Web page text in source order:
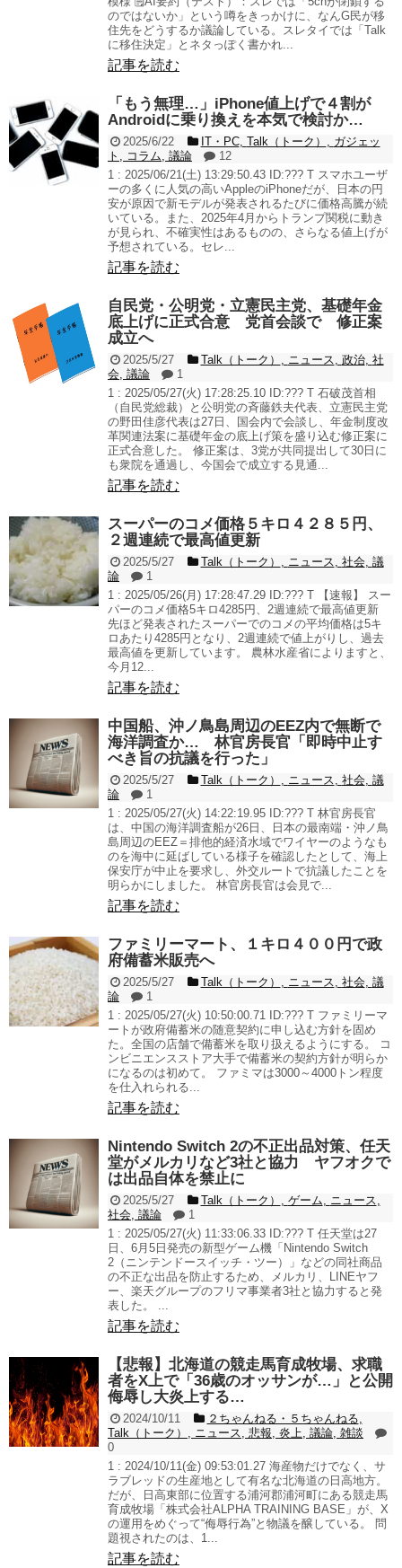
のではないか」という噂をきっかけに、なんG民が移
住先をどうするか議論している。スレタイでは「Talk
に移住決定」とネタっぽく書かれ...
記事を読む
「もう無理…」iPhone値上げで４割が
Androidに乗り換えを本気で検討か…
2025/6/22 IT・PC, Talk（トーク） , ガジェッ
ト , コラム, 議論
12
1 : 2025/06/21(土) 13:29:50.43 ID:??? T スマホユーザ
ーの多くに人気の高いAppleのiPhoneだが、日本の円
安が原因で新モデルが発表されるたびに価格高騰が続
いている。また、2025年4月からトランプ関税に動き
が見られ、不確実性はあるものの、さらなる値上げが
予想されている。セレ...
記事を読む
自民党・公明党・立憲民主党、基礎年金
底上げに正式合意 党首会談で 修正案
成立へ
2025/5/27 Talk（トーク） , ニュース, 政治, 社
会, 議論
1
1 : 2025/05/27(火) 17:28:25.10 ID:??? T 石破茂首相
（自民党総裁）と公明党の斉藤鉄夫代表、立憲民主党
の野田佳彦代表は27日、国会内で会談し、年金制度改
革関連法案に基礎年金の底上げ策を盛り込む修正案に
正式合意した。 修正案は、3党が共同提出して30日に
も衆院を通過し、今国会で成立する見通...
記事を読む
スーパーのコメ価格５キロ４２８５円、
２週連続で最高値更新
2025/5/27 Talk（トーク） , ニュース, 社会, 議
論
1
1 : 2025/05/26(月) 17:28:47.29 ID:??? T 【速報】 スー
パーのコメ価格5キロ4285円、2週連続で最高値更新
先ほど発表されたスーパーでのコメの平均価格は5キ
ロあたり4285円となり、2週連続で値上がりし、過去
最高値を更新しています。 農林水産省によりますと、
今月12...
記事を読む
中国船、沖ノ鳥島周辺のEEZ内で無断で
海洋調査か… 林官房長官「即時中止す
べき旨の抗議を行った」
2025/5/27 Talk（トーク） , ニュース, 社会, 議
論
1
1 : 2025/05/27(火) 14:22:19.95 ID:??? T 林官房長官
は、中国の海洋調査船が26日、日本の最南端・沖ノ鳥
島周辺のEEZ＝排他的経済水域でワイヤーのようなも
のを海中に延ばしている様子を確認したとして、海上
保安庁が中止を要求し、外交ルートで抗議したことを
明らかにしました。 林官房長官は会見で...
記事を読む
ファミリーマート、１キロ４００円で政
府備蓄米販売へ
2025/5/27 Talk（トーク） , ニュース, 社会, 議
論
1
1 : 2025/05/27(火) 10:50:00.71 ID:??? T ファミリーマ
ートが政府備蓄米の随意契約に申し込む方針を固め
た。全国の店舗で備蓄米を取り扱えるようにする。 コ
ンビニエンスストア大手で備蓄米の契約方針が明らか
になるのは初めて。 ファミマは3000～4000トン程度
を仕入れられる...
記事を読む
Nintendo Switch 2の不正出品対策、任天
堂がメルカリなど3社と協力 ヤフオクで
は出品自体を禁止に
2025/5/27 Talk（トーク） , ゲーム, ニュース,
社会, 議論
1
1 : 2025/05/27(火) 11:33:06.33 ID:??? T 任天堂は27
日、6月5日発売の新型ゲーム機「Nintendo Switch
2（ニンテンドースイッチ・ツー）」などの同社商品
の不正な出品を防止するため、メルカリ、LINEヤフ
ー、楽天グループのフリマ事業者3社と協力すると発
表した。 ...
記事を読む
【悲報】北海道の競走馬育成牧場、求職
者をX上で「36歳のオッサンが…」と公開
侮辱し大炎上する…
2024/10/11 ２ちゃんねる・５ちゃんねる,
Talk（トーク） , ニュース, 悲報, 炎上, 議論, 雑談
0
1 : 2024/10/11(金) 09:53:01.27 海産物だけでなく、サ
ラブレッドの生産地として有名な北海道の日高地方。
だが、日高東部に位置する浦河郡浦河町にある競走馬
育成牧場「株式会社ALPHA TRAINING BASE」が、X
の運用をめぐって“侮辱行為”と物議を醸している。 問
題視されたのは、1...
記事を読む